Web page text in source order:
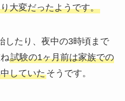
大変だったようです。
したり、夜中の3時頃まで
試験の1ヶ月前は家族での
していたそうです。